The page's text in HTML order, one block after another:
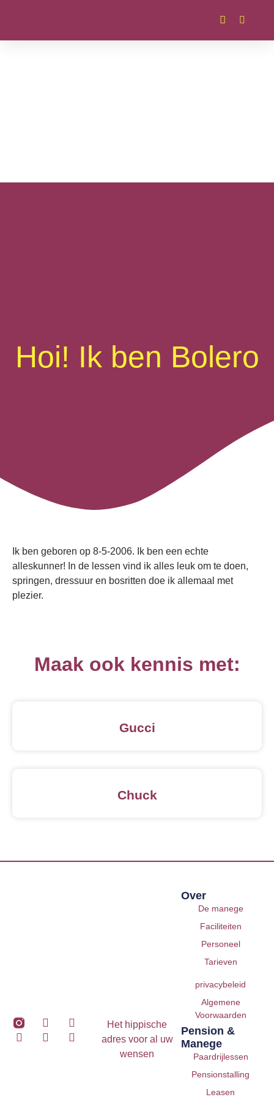
Hoi! Ik ben Bolero
Ik ben geboren op 8-5-2006. Ik ben een echte
alleskunner! In de lessen vind ik alles leuk om te doen,
springen, dressuur en bosritten doe ik allemaal met
plezier.
Maak ook kennis met:
Gucci
Chuck
Over
De manege
Faciliteiten
Personeel
Tarieven
privacybeleid
Algemene
Voorwaarden
Pension &
Manege
Paardrijlessen
Pensionstalling
Leasen
Het hippische
adres voor al uw
wensen